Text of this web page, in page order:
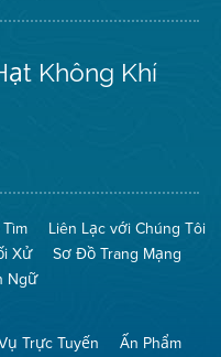
Không Khí
Tìm
Liên Lạc với Chúng Tôi
Xử
Sơ Đồ Trang Mạng
Ngữ
Trực Tuyến
Ấn Phẩm